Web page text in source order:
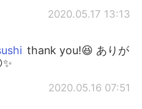
2020.05.17 13:13
thank you!😆 ありが
2020.05.16 07:51